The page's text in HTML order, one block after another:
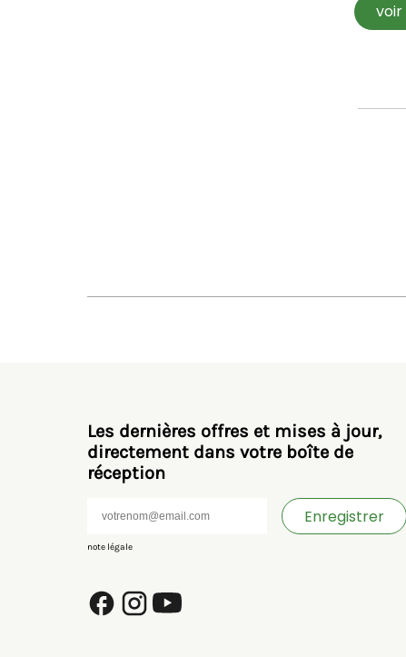
Les dernières offres et mises à jour,
directement dans votre boîte de
réception
Enregistrer
note légale